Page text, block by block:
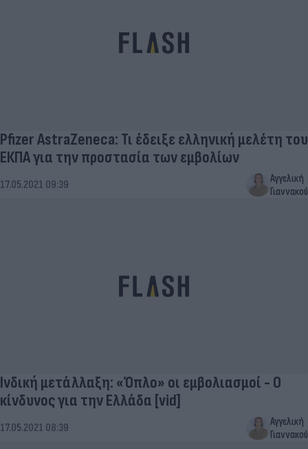
Pfizer AstraZeneca: Τι έδειξε ελληνική μελέτη του
ΕΚΠΑ για την προστασία των εμβολίων
17.05.2021 09:39
Αγγελική
Γιαννακού
Ινδική μετάλλαξη: «Όπλο» οι εμβολιασμοί - Ο
κίνδυνος για την Ελλάδα [vid]
17.05.2021 08:39
Αγγελική
Γιαννακού